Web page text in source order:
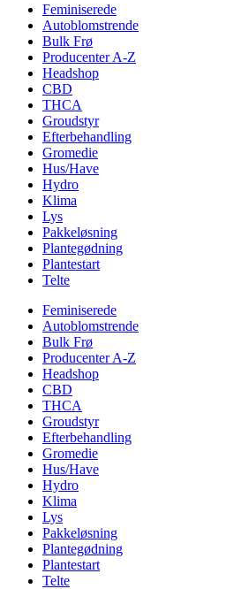
Feminiserede
Autoblomstrende
Bulk Frø
Producenter A-Z
Headshop
CBD
THCA
Groudstyr
Efterbehandling
Gromedie
Hus/Have
Hydro
Klima
Lys
Pakkeløsning
Plantegødning
Plantestart
Telte
Feminiserede
Autoblomstrende
Bulk Frø
Producenter A-Z
Headshop
CBD
THCA
Groudstyr
Efterbehandling
Gromedie
Hus/Have
Hydro
Klima
Lys
Pakkeløsning
Plantegødning
Plantestart
Telte